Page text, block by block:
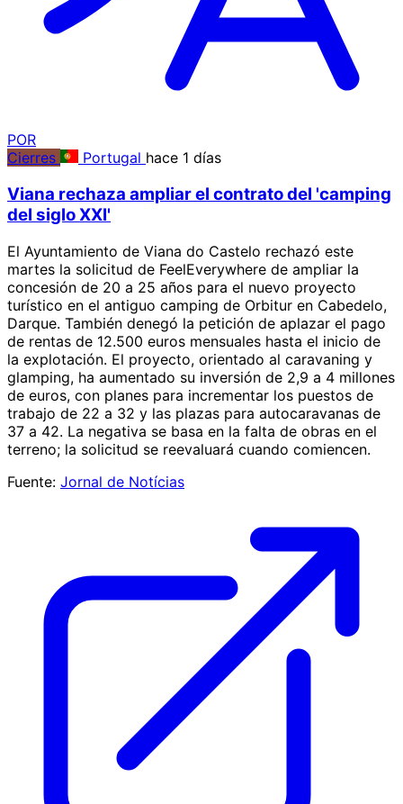
POR
Cierres
Portugal hace 1 días
Viana rechaza ampliar el contrato del 'camping
del siglo XXI'
El Ayuntamiento de Viana do Castelo rechazó este
martes la solicitud de FeelEverywhere de ampliar la
concesión de 20 a 25 años para el nuevo proyecto
turístico en el antiguo camping de Orbitur en Cabedelo,
Darque. También denegó la petición de aplazar el pago
de rentas de 12.500 euros mensuales hasta el inicio de
la explotación. El proyecto, orientado al caravaning y
glamping, ha aumentado su inversión de 2,9 a 4 millones
de euros, con planes para incrementar los puestos de
trabajo de 22 a 32 y las plazas para autocaravanas de
37 a 42. La negativa se basa en la falta de obras en el
terreno; la solicitud se reevaluará cuando comiencen.
Fuente: Jornal de Notícias